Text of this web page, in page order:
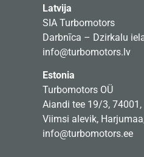
Latvija
SIA Turbomotors
Darbnīca – Dzirkalu
info@turbomotors.lv
Estonia
Turbomotors OÜ
Aiandi tee 19/3, 74001,
Viimsi alevik,
info@turbomotors.ee